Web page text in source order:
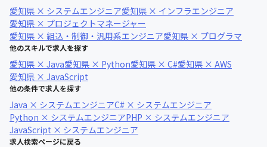
愛知県 × システムエンジニア愛知県 × インフラエンジニア
愛知県 × プロジェクトマネージャー
愛知県 × 組込・制御・汎用系エンジニア愛知県 × プログラマ
他のスキルで求人を探す
愛知県 × Java愛知県 × Python愛知県 × C#愛知県 × AWS
愛知県 × JavaScript
他の条件で求人を探す
Java × システムエンジニアC# × システムエンジニア
Python × システムエンジニアPHP × システムエンジニア
JavaScript × システムエンジニア
求人検索ページに戻る